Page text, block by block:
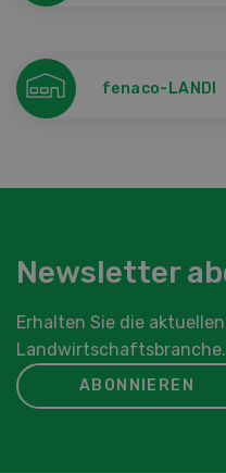
fenaco-LANDI
Newsletter
Erhalten Sie die
Landwirtschaftsbranche.
ABONNIEREN